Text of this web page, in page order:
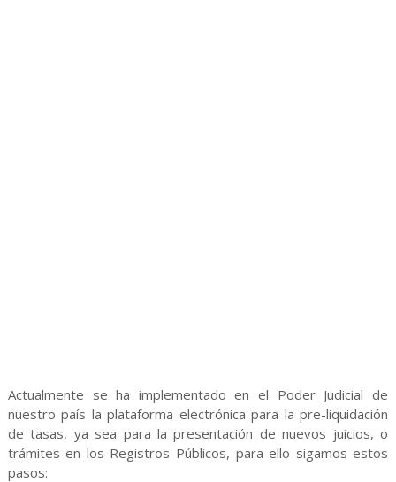
Actualmente se ha implementado en el Poder Judicial de
nuestro país la plataforma electrónica para la pre-liquidación
de tasas, ya sea para la presentación de nuevos juicios, o
trámites en los Registros Públicos, para ello sigamos estos
pasos: